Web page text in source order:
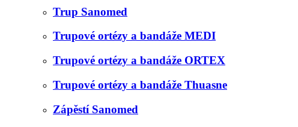
Trup Sanomed
Trupové ortézy a bandáže MEDI
Trupové ortézy a bandáže ORTEX
Trupové ortézy a bandáže Thuasne
Zápěstí Sanomed